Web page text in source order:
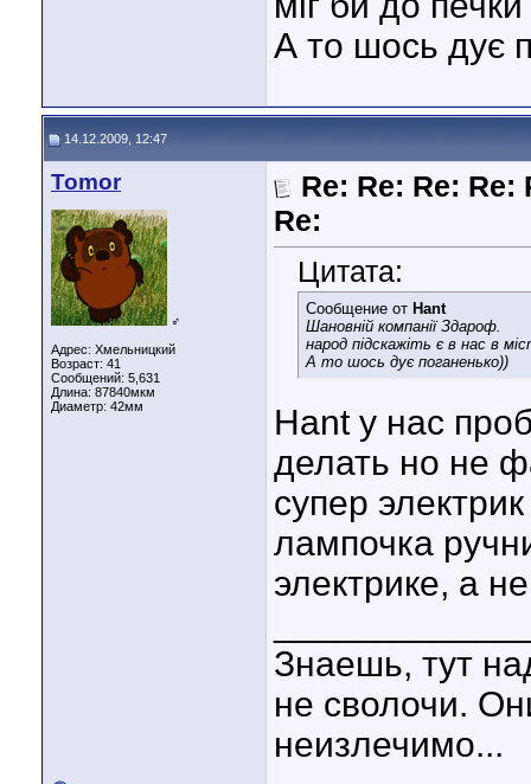
А то шось дує
14.12.2009, 12:47
Tomor
♂
Адрес: Хмельницкий
Возраст: 41
Сообщений: 5,631
Длина: 87840мкм
Диаметр: 42мм
Re: Re: Re: Re:
Re:
Цитата:
Сообщение от Hant
Шановній компанії Здароф.
народ підскажіть є в нас в
А то шось дує поганенько))
Hant у нас
делать но не
супер
лампочка
электрике, а
Знаешь, тут
не сволочи.
неизлечимо...